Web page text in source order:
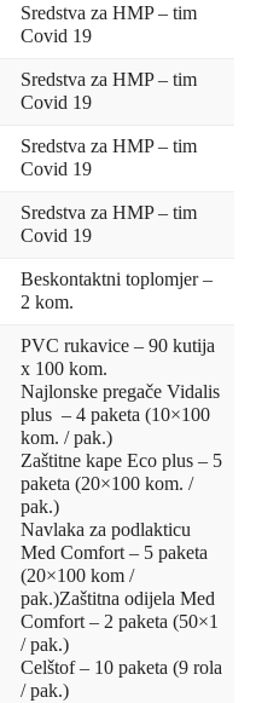
Sredstva za HMP – tim
Covid 19
Sredstva za HMP – tim
Covid 19
Sredstva za HMP – tim
Covid 19
Sredstva za HMP – tim
Covid 19
Beskontaktni toplomjer –
2 kom.
PVC rukavice – 90 kutija
x 100 kom.
Najlonske pregače Vidalis
plus – 4 paketa (10×100
kom. / pak.)
Zaštitne kape Eco plus – 5
paketa (20×100 kom. /
pak.)
Navlaka za podlakticu
Med Comfort – 5 paketa
(20×100 kom /
pak.)Zaštitna odijela Med
Comfort – 2 paketa (50×1
/ pak.)
Celštof – 10 paketa (9 rola
/ pak.)